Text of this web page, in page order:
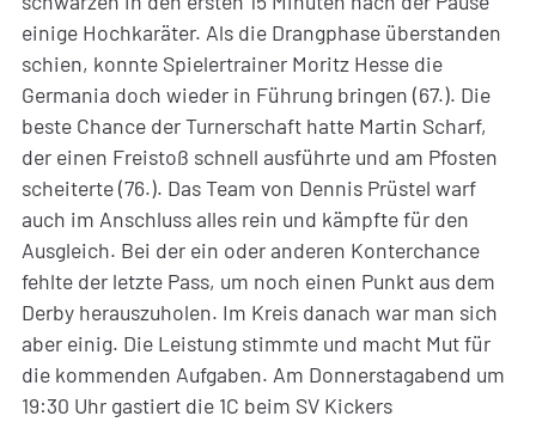
einige Hochkaräter. Als die Drangphase überstanden
schien, konnte Spielertrainer Moritz Hesse die
Germania doch wieder in Führung bringen (67.). Die
beste Chance der Turnerschaft hatte Martin Scharf,
der einen Freistoß schnell ausführte und am Pfosten
scheiterte (76.). Das Team von Dennis Prüstel warf
auch im Anschluss alles rein und kämpfte für den
Ausgleich. Bei der ein oder anderen Konterchance
fehlte der letzte Pass, um noch einen Punkt aus dem
Derby herauszuholen. Im Kreis danach war man sich
aber einig. Die Leistung stimmte und macht Mut für
die kommenden Aufgaben. Am Donnerstagabend um
19:30 Uhr gastiert die 1C beim SV Kickers